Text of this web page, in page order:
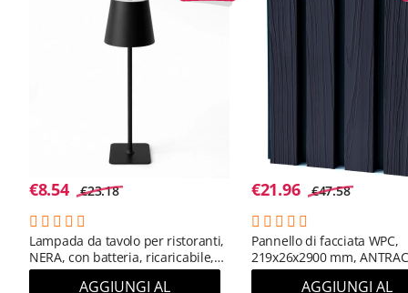
€8.54 €23.18
Lampada da tavolo per ristoranti,
NERA, con batteria, ricaricabile,
3600 mAh
AGGIUNGI AL
€21.96 €47.58
Pannello di facciata WPC,
219x26x2900 mm,
(RAL 7016) (0,63 m²)
AGGIUNGI AL